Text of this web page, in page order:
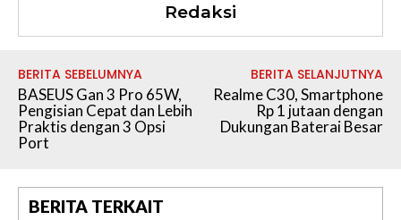
Redaksi
BERITA SEBELUMNYA
BASEUS Gan 3 Pro 65W,
Pengisian Cepat dan Lebih
Praktis dengan 3 Opsi
Port
BERITA SELANJUTNYA
Realme C30, Smartphone
Rp 1 jutaan dengan
Dukungan Baterai Besar
BERITA TERKAIT